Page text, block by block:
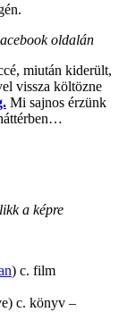
oldalán
miután kiderült,
vissza költözne
Mi sajnos érzünk
a képre
) c. film
c. könyv –